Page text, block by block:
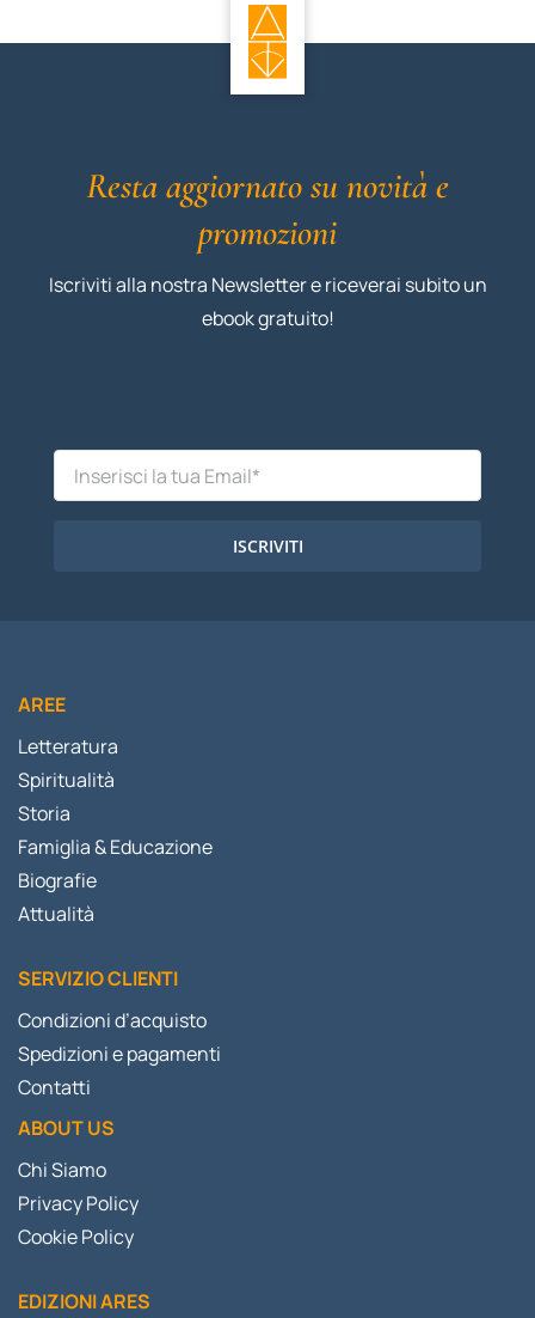
Resta aggiornato su novità e
promozioni
Iscriviti alla nostra Newsletter e riceverai subito un
ebook gratuito!
ISCRIVITI
AREE
Letteratura
Spiritualità
Storia
Famiglia & Educazione
Biografie
Attualità
SERVIZIO CLIENTI
Condizioni d’acquisto
Spedizioni e pagamenti
Contatti
ABOUT US
Chi Siamo
Privacy Policy
Cookie Policy
EDIZIONI ARES